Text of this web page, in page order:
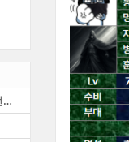
견고 특기임에도 전투중 부상 ...